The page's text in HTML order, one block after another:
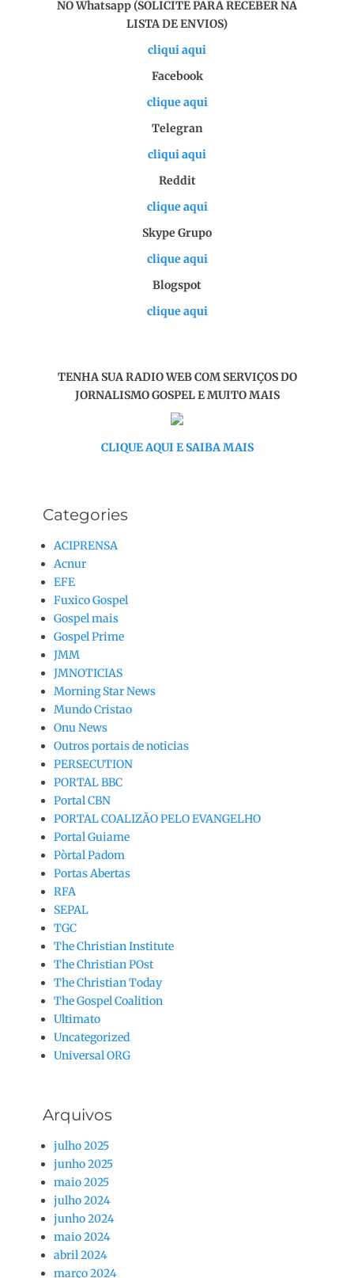
NO Whatsapp (SOLICITE PARA RECEBER NA
LISTA DE ENVIOS)
cliqui aqui
Facebook
clique aqui
Telegran
cliqui aqui
Reddit
clique aqui
Skype Grupo
clique aqui
Blogspot
clique aqui
TENHA SUA RADIO WEB COM SERVIÇOS DO
JORNALISMO GOSPEL E MUITO MAIS
CLIQUE AQUI E SAIBA MAIS
Categories
ACIPRENSA
Acnur
EFE
Fuxico Gospel
Gospel mais
Gospel Prime
JMM
JMNOTICIAS
Morning Star News
Mundo Cristao
Onu News
Outros portais de noticias
PERSECUTION
PORTAL BBC
Portal CBN
PORTAL COALIZÃO PELO EVANGELHO
Portal Guiame
Pòrtal Padom
Portas Abertas
RFA
SEPAL
TGC
The Christian Institute
The Christian POst
The Christian Today
The Gospel Coalition
Ultimato
Uncategorized
Universal ORG
Arquivos
julho 2025
junho 2025
maio 2025
julho 2024
junho 2024
maio 2024
abril 2024
março 2024